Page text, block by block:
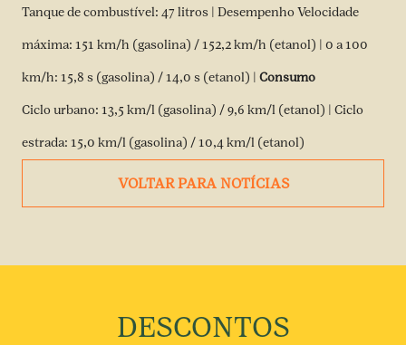
Tanque de combustível: 47 litros | Desempenho Velocidade
máxima: 151 km/h (gasolina) / 152,2 km/h (etanol) | 0 a 100
km/h: 15,8 s (gasolina) / 14,0 s (etanol) | Consumo
Ciclo urbano: 13,5 km/l (gasolina) / 9,6 km/l (etanol) | Ciclo
estrada: 15,0 km/l (gasolina) / 10,4 km/l (etanol)
VOLTAR PARA NOTÍCIAS
DESCONTOS